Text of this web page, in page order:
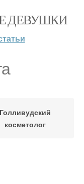
ДЕВУШКИ
Голливудский
косметолог